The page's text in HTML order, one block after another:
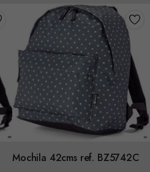
Mochila 42cms ref. BZ5742C
Encomendar